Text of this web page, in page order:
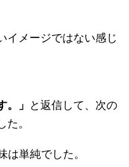
イメージではない感じ
。」
と返信して、次の
。
単純でした。